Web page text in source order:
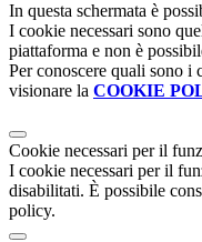
In questa schermata è
I cookie necessari sono
piattaforma e non è
Per conoscere quali sono i
visionare la COOKIE
Cookie necessari per il
I cookie necessari per il
disabilitati. È possibile
policy.